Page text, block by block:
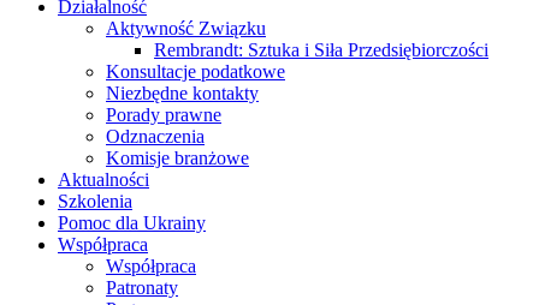
Działalność
Aktywność Związku
Rembrandt: Sztuka i Siła Przedsiębiorczości
Konsultacje podatkowe
Niezbędne kontakty
Porady prawne
Odznaczenia
Komisje branżowe
Aktualności
Szkolenia
Pomoc dla Ukrainy
Współpraca
Współpraca
Patronaty